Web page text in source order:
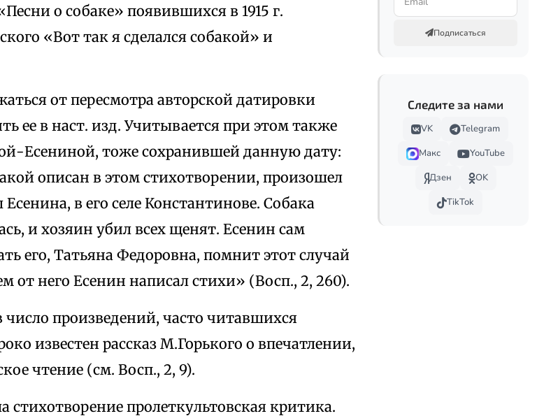
о собаке» появившихся в 1915 г.
«Вот так я сделался собакой» и
от пересмотра авторской датировки
ее в наст. изд. Учитывается при этом также
Есениной, тоже сохранившей данную дату:
описан в этом стихотворении, произошел
в его селе Константинове. Собака
и хозяин убил всех щенят. Есенин сам
его, Татьяна Федоровна, помнит этот случай
от него Есенин написал стихи» (Восп., 2, 260).
произведений, часто читавшихся
известен рассказ М.Горького о впечатлении,
чтение (см. Восп., 2, 9).
стихотворение пролеткультовская критика.
Подписаться
Следите за нами
VK
Telegram
Макс
YouTube
Дзен
OK
TikTok